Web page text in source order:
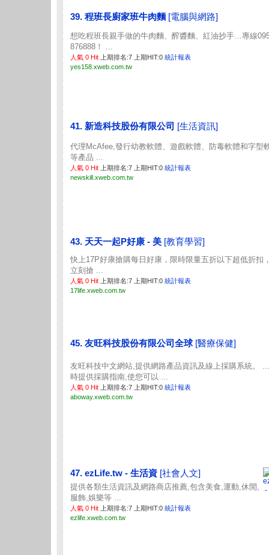
39. 程班長廚家班牛肉麵 [電腦與網路]
想吃程班長親手做的牛肉麵、醡醬麵、紅油抄手…專線
876888！ ...
人氣 0 Hit 上期排名:7 上期HIT:0 統計報表
yes158.xweb.com.tw
41. 新造科技股份有限公司 [生活資訊]
代理McAfee,發行幼教軟體、遊戲軟體、防毒軟體和字型
等產品 ...
人氣 0 Hit 上期排名:7 上期HIT:0 統計報表
newskill.xweb.com.tw
43. 天天一起P好康 - 美 [教育學習]
快上17P好康搶購每日好康，限時限量五折以下超低折扣
立刻搶 ...
人氣 0 Hit 上期排名:7 上期HIT:0 統計報表
17life.xweb.com.tw
45. 友旺科技股份有限公司全球 [醫療保健]
友旺科技中文網站,提供網路產品資訊及線上採購系統。
時提供採購指南,使您可以 ...
人氣 0 Hit 上期排名:7 上期HIT:0 統計報表
aboway.xweb.com.tw
47. ezLife.tw - 生活資 [社會人文]
提供各類生活資訊及網路商店推薦,包含美食,運動,休閒,
服飾,娛樂等 ...
人氣 0 Hit 上期排名:7 上期HIT:0 統計報表
ezlife.xweb.com.tw